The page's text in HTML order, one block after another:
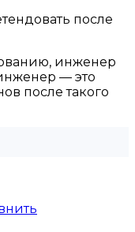
после
инженер
— это
после такого